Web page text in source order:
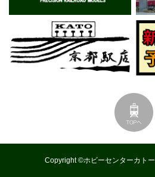
Copyright ©ホビーセンターカト